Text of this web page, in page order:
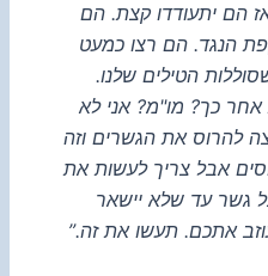
הם יתעודדו קצת. הם
הנגד. הם רצו כמעט
הטילים שלנו.
אחר כך? מו"מ? אני לא
להרוס את הגשרים וזה
אבל צריך לעשות את
גשר עד שלא יישאר
אתכם. תעשו את זה.”